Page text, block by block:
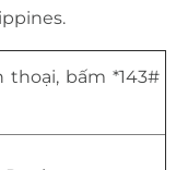
bấm *143#